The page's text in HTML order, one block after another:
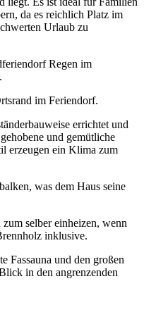
da es reichlich Platz im
Urlaub zu
Regen im
im Feriendorf.
errichtet und
und gemütliche
erzeugen ein Klima zum
was dem Haus seine
selber einheizen, wenn
inklusive.
Fassauna und den großen
in den angrenzenden